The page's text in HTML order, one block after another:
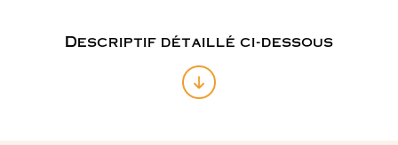
Descriptif détaillé ci-dessous